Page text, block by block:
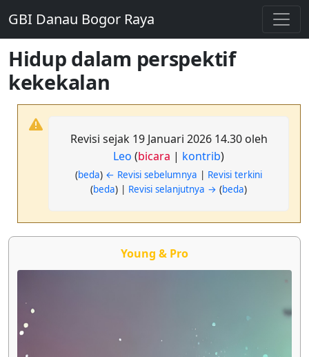
GBI Danau Bogor Raya
Hidup dalam perspektif
kekekalan
Revisi sejak 19 Januari 2026 14.30 oleh
Leo (bicara | kontrib)
(beda) ← Revisi sebelumnya | Revisi terkini
(beda) | Revisi selanjutnya → (beda)
Young & Pro